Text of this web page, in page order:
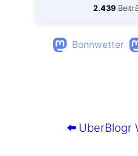
2.439
Bonnwetter
⬅️ UberBlogr